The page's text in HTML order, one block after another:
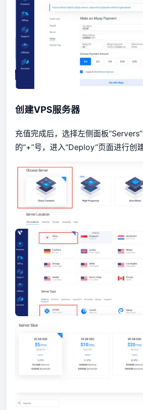
创建VPS服务器
充值完成后，选择左侧面板
的“+”号，进入“Deploy”页面进行创